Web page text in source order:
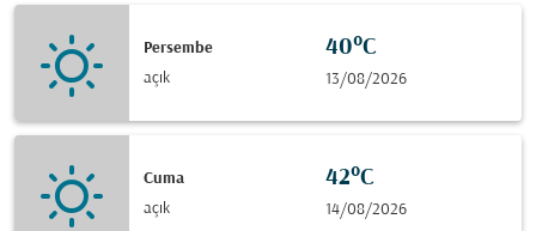
Persembe
açık
40°C
13/08/2026
Cuma
açık
42°C
14/08/2026